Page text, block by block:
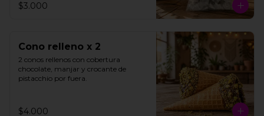
$3.000
Cono relleno x 2
2 conos rellenos con cobertura
chocolate, manjar y crocante de
pistacchio por fuera.
$4.000